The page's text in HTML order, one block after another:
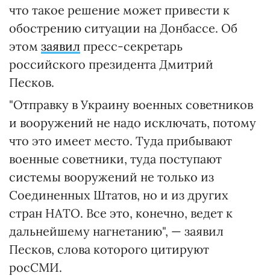
что такое решение может привести к
обострению ситуации на Донбассе. Об
этом заявил пресс-секретарь
российского президента Дмитрий
Песков.
"Отправку в Украину военных советников
и вооружений не надо исключать, потому
что это имеет место. Туда прибывают
военные советники, туда поступают
системы вооружений не только из
Соединенных Штатов, но и из других
стран НАТО. Все это, конечно, ведет к
дальнейшему нагнетанию", — заявил
Песков, слова которого цитируют
росСМИ.